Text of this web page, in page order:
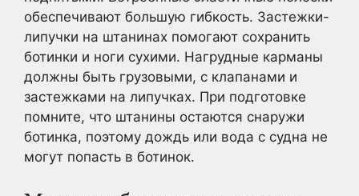
обеспечивают большую гибкость. Застежки-
липучки на штанинах помогают сохранить
ботинки и ноги сухими. Нагрудные карманы
должны быть грузовыми, с клапанами и
застежками на липучках. При подготовке
помните, что штанины остаются снаружи
ботинка, поэтому дождь или вода с судна не
могут попасть в ботинок.